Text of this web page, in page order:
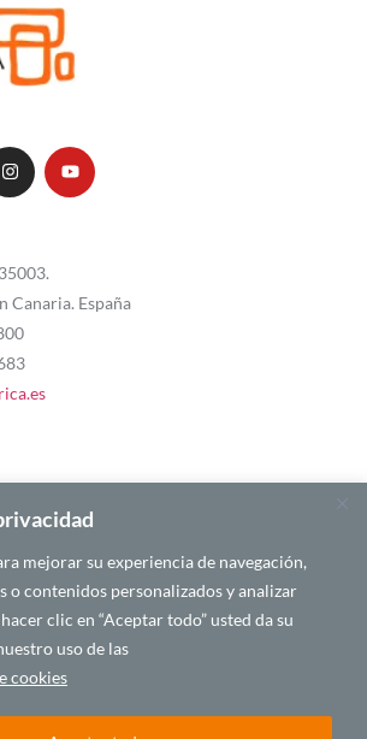
mejorar su experiencia de navegación,
o contenidos personalizados y analizar
clic en “Aceptar todo” usted da su
uso de las
cookies
Canaria. España